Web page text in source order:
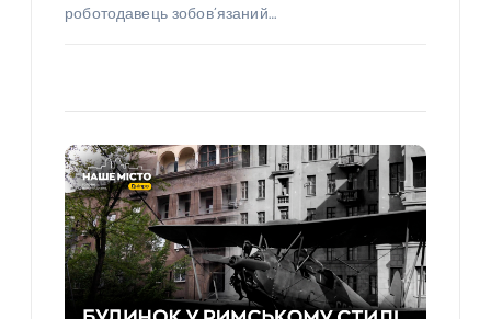
роботодавець зобов’язаний…